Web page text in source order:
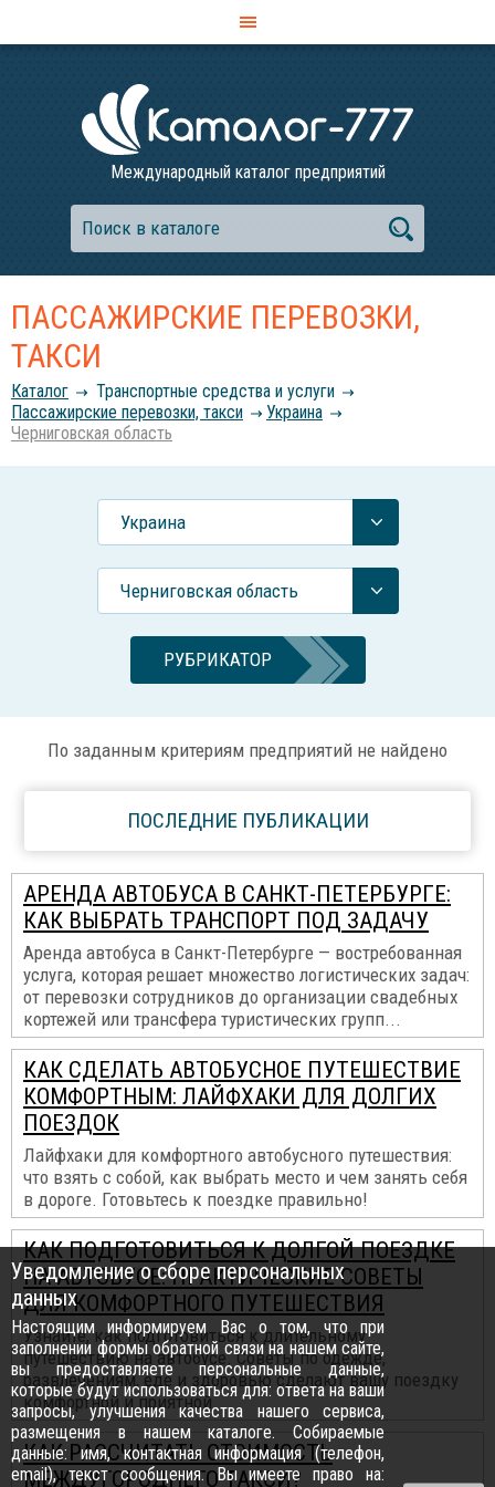
Международный каталог предприятий
ПАССАЖИРСКИЕ ПЕРЕВОЗКИ,
ТАКСИ
Каталог
Транспортные средства и услуги
Пассажирские перевозки, такси
Украина
Черниговская область
Украина
Черниговская область
РУБРИКАТОР
По заданным критериям предприятий не найдено
ПОСЛЕДНИЕ ПУБЛИКАЦИИ
АРЕНДА АВТОБУСА В САНКТ-ПЕТЕРБУРГЕ:
КАК ВЫБРАТЬ ТРАНСПОРТ ПОД ЗАДАЧУ
Аренда автобуса в Санкт-Петербурге — востребованная
услуга, которая решает множество логистических задач:
от перевозки сотрудников до организации свадебных
кортежей или трансфера туристических групп...
КАК СДЕЛАТЬ АВТОБУСНОЕ ПУТЕШЕСТВИЕ
КОМФОРТНЫМ: ЛАЙФХАКИ ДЛЯ ДОЛГИХ
ПОЕЗДОК
Лайфхаки для комфортного автобусного путешествия:
что взять с собой, как выбрать место и чем занять себя
в дороге. Готовьтесь к поездке правильно!
КАК ПОДГОТОВИТЬСЯ К ДОЛГОЙ ПОЕЗДКЕ
НА АВТОБУСЕ: ПРАКТИЧЕСКИЕ СОВЕТЫ
ДЛЯ КОМФОРТНОГО ПУТЕШЕСТВИЯ
Узнайте, как подготовиться к длительному
путешествию на автобусе. Советы по одежде,
развлечениям, еде и здоровью сделают вашу поездку
комфортной и приятной...
КАК РАССЧИТАТЬ СТОИМОСТЬ
МЕЖДУГОРОДНЕГО ТАКСИ?
Уведомление о сборе персональных
данных
Настоящим информируем Вас о том, что при
заполнении формы обратной связи на нашем сайте,
вы предоставляете персональные данные,
которые будут использоваться для: ответа на ваши
запросы, улучшения качества нашего сервиса,
размещения в нашем каталоге. Собираемые
данные: имя, контактная информация (телефон,
email), текст сообщения. Вы имеете право на: